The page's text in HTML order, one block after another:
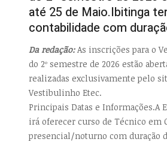
até 25 de Maio.Ibitinga
contabilidade com
Da redação:As inscrições para o
do 2º semestre de 2026 estão
realizadas exclusivamente pelo
Vestibulinho Etec.
Principais Datas e Informações.A
irá oferecer curso de Técnico em
presencial/noturno com duração